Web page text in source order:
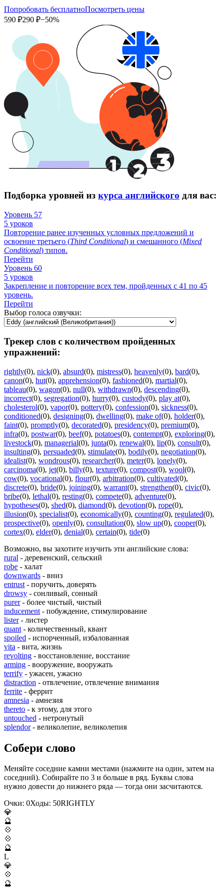
Попробовать бесплатноПосмотреть цены
590 ₽290 ₽−50%
Подборка уровней из курса английского для вас:
Уровень 57
5 уроков
Повторение ранее изученных условных предложений и
освоение третьего (Third Conditional) и смешанного (Mixed
Conditional) типов.
Перейти
Уровень 60
5 уроков
Закрепление и повторение всех тем, пройденных с 41 по 45
уровень.
Перейти
Выбор голоса озвучки:
Трекер слов с количеством пройденных
упражнений:
rightly(0), nick(0), absurd(0), mistress(0), heavenly(0), bard(0),
canon(0), hut(0), apprehension(0), fashioned(0), martial(0),
tableau(0), wagon(0), null(0), withdrawn(0), descending(0),
incorrect(0), segregation(0), hurry(0), custody(0), play at(0),
cholesterol(0), vapor(0), pottery(0), confession(0), sickness(0),
conditioned(0), designing(0), dwelling(0), make of(0), holder(0),
faint(0), promptly(0), decorated(0), presidency(0), premium(0),
infra(0), postwar(0), beef(0), potatoes(0), contempt(0), exploring(0),
livestock(0), managerial(0), junta(0), renewal(0), lip(0), consult(0),
insulting(0), persuaded(0), stimulate(0), bodily(0), negotiation(0),
idealist(0), wondrous(0), researcher(0), meter(0), lonely(0),
carcinoma(0), jet(0), billy(0), texture(0), compost(0), wool(0),
cow(0), vocational(0), flour(0), arbitration(0), cultivated(0),
discrete(0), bride(0), joining(0), warrant(0), strengthen(0), civic(0),
bribe(0), lethal(0), resting(0), compete(0), adventure(0),
hypotheses(0), shed(0), diamond(0), devotion(0), rope(0),
illusion(0), specialist(0), economically(0), counting(0), regulated(0),
prospective(0), openly(0), consultation(0), slow up(0), cooper(0),
cortex(0), elder(0), denial(0), certain(0), tide(0)
Возможно, вы захотите изучить эти английские слова:
rural - деревенский, сельский
robe - халат
downwards - вниз
entrust - поручить, доверять
drowsy - сонливый, сонный
purer- более чистый, чистый
inducement - побуждение, стимулирование
lister- листер
quant - количественный, квант
spoiled - испорченный, избалованная
vita - вита, жизнь
revolting - восстановление, восстание
arming - вооружение, вооружать
terrify - ужасен, ужасно
distraction - отвлечение, отвлечение внимания
ferrite - феррит
amnesia - амнезия
thereto - к этому, для этого
untouched - нетронутый
splendor- великолепие, великолепия
Собери слово
Меняйте соседние камни местами (нажмите на один, затем на
соседний). Собирайте по 3 и больше в ряд. Буквы слова
нужно довести до нижнего ряда — тогда они засчитаются.
Очки: 0Ходы: 50RIGHTLY
💎
🔮
💠
💠
🔮
L
💎
💠
🔮